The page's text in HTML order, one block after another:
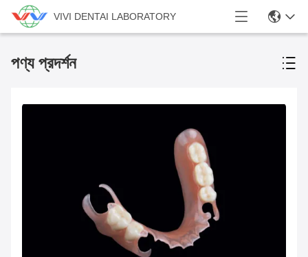
VIVI DENTAI LABORATORY
পণ্য প্রদর্শন